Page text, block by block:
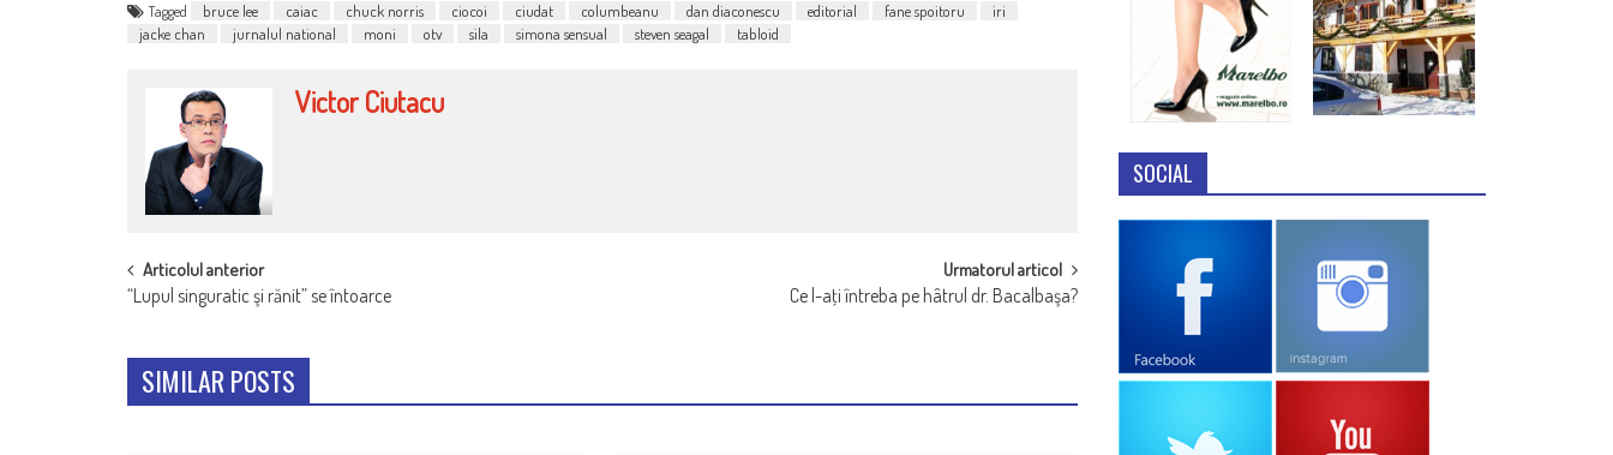
Tagged bruce lee caiac chuck norris ciocoi ciudat columbeanu dan diaconescu editorial fane spoitoru
iri
jacke chan
jurnalul national moni otv sila simona sensual steven seagal tabloid
Victor Ciutacu
POST
NAVIGATION
Articolul anterior
“Lupul singuratic şi rănit” se întoarce
Urmatorul articol
Ce l-aţi întreba pe hâtrul dr. Bacalbaşa?
SIMILAR POSTS
SOCIAL